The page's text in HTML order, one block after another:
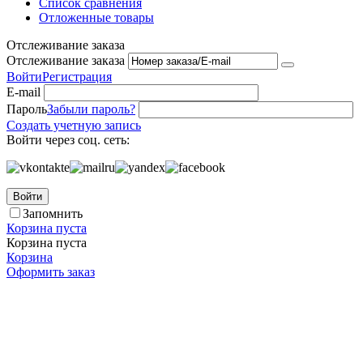
Отложенные товары
Отслеживание заказа
Отслеживание заказа
ВойтиРегистрация
E-mail
ПарольЗабыли пароль?
Создать учетную запись
Войти через соц. сеть:
Войти
Запомнить
Корзина пуста
Корзина пуста
Корзина
Оформить заказ